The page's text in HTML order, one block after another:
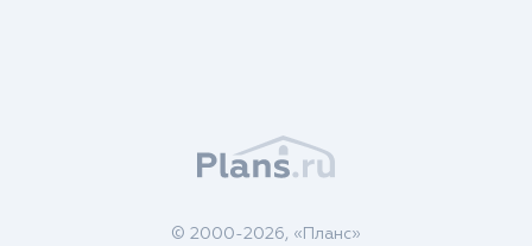
© 2000-2026, «Планс»